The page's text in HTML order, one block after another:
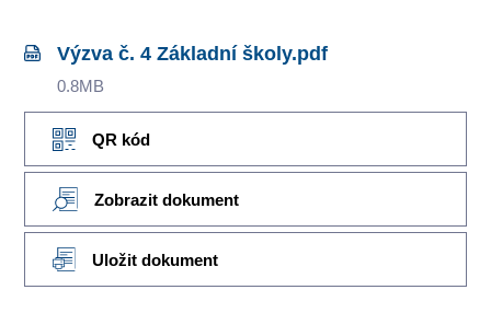
Výzva č. 4 Základní školy.pdf
0.8MB
QR kód
Zobrazit dokument
Uložit dokument